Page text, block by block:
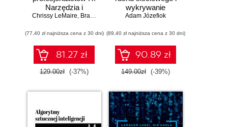
Narzędzia i
techniki
produktywność
Chrissy LeMaire, Brandon Abshire
(77,40 zł najniższa cena z 30 dni)
81.27 zł
129.00zł (-37%)
wykrywanie
włamań
Adam Józefiok
(89,40 zł najniższa cena z 30 dni)
90.89 zł
149.00zł (-39%)